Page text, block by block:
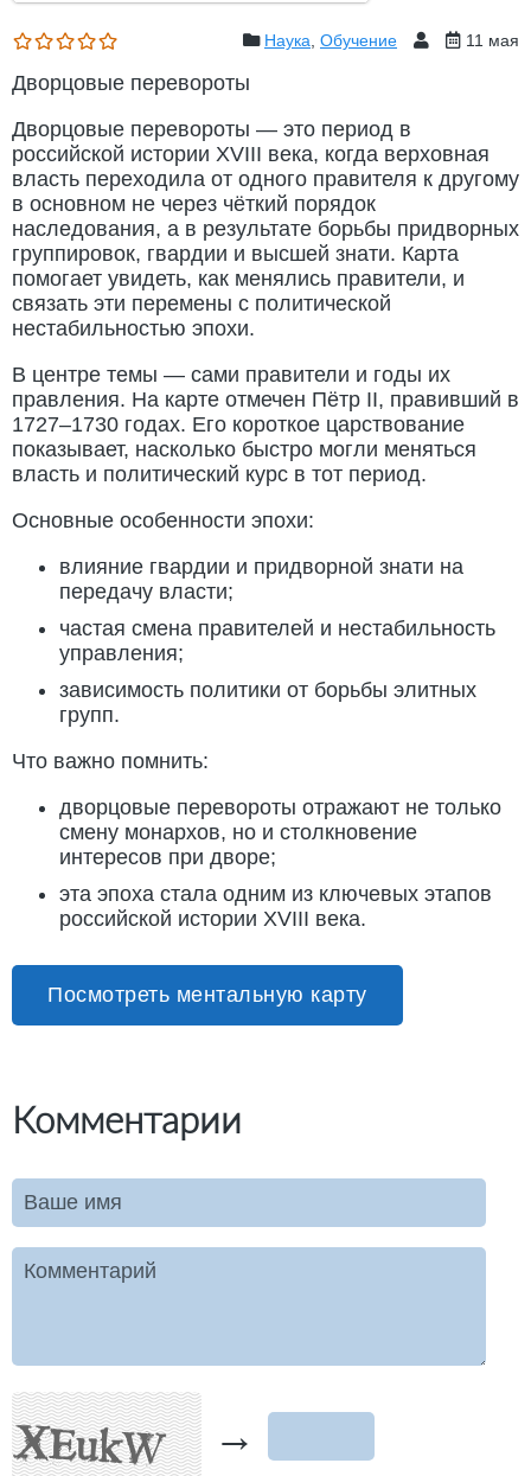
Наука Обучение 11 мая
Дворцовые перевороты
Дворцовые перевороты — это период в
российской истории XVIII века, когда верховная
власть переходила от одного правителя к другому
в основном не через чёткий порядок
наследования, а в результате борьбы придворных
группировок, гвардии и высшей знати. Карта
помогает увидеть, как менялись правители, и
связать эти перемены с политической
нестабильностью эпохи.
В центре темы — сами правители и годы их
правления. На карте отмечен Пётр II, правивший в
1727–1730 годах. Его короткое царствование
показывает, насколько быстро могли меняться
власть и политический курс в тот период.
Основные особенности эпохи:
влияние гвардии и придворной знати на
передачу власти;
частая смена правителей и нестабильность
управления;
зависимость политики от борьбы элитных
групп.
Что важно помнить:
дворцовые перевороты отражают не только
смену монархов, но и столкновение
интересов при дворе;
эта эпоха стала одним из ключевых этапов
российской истории XVIII века.
Посмотреть ментальную карту
Комментарии
Ваше имя
Комментарий
→